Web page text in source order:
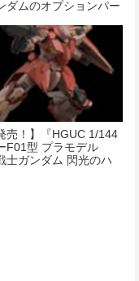
ダムのオプションパー
売！】『HGUC 1/144
F01型 プラモデル
士ガンダム 閃光のハ